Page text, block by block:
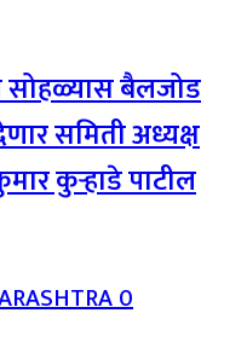
सोहळ्यास बैलजोड
समिती अध्यक्ष
कुऱ्हाडे पाटील
0